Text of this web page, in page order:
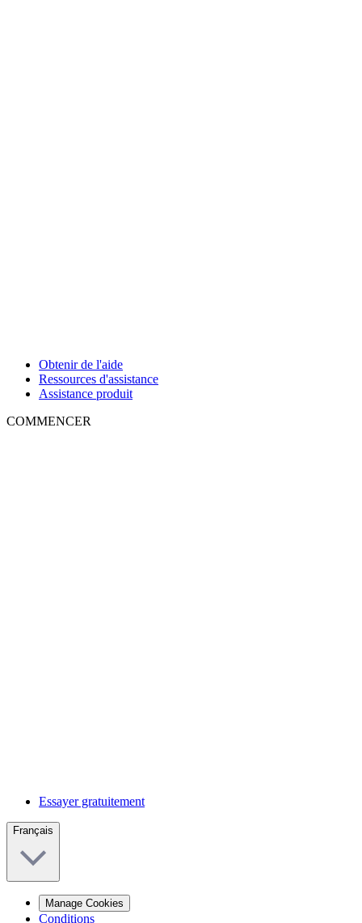
Obtenir de l'aide
Ressources d'assistance
Assistance produit
COMMENCER
Essayer gratuitement
Français
Manage Cookies
Conditions